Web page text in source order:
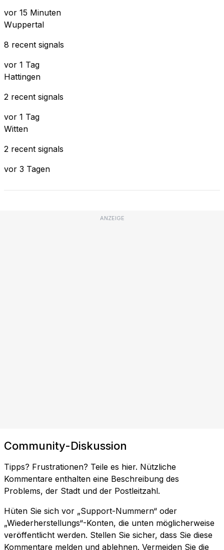
vor 15 Minuten
Wuppertal
8 recent signals
vor 1 Tag
Hattingen
2 recent signals
vor 1 Tag
Witten
2 recent signals
vor 3 Tagen
ANZEIGE
Community-Diskussion
Tipps? Frustrationen? Teile es hier. Nützliche
Kommentare enthalten eine Beschreibung des
Problems, der Stadt und der Postleitzahl.
Hüten Sie sich vor „Support-Nummern“ oder
„Wiederherstellungs“-Konten, die unten möglicherweise
veröffentlicht werden. Stellen Sie sicher, dass Sie diese
Kommentare melden und ablehnen. Vermeiden Sie die